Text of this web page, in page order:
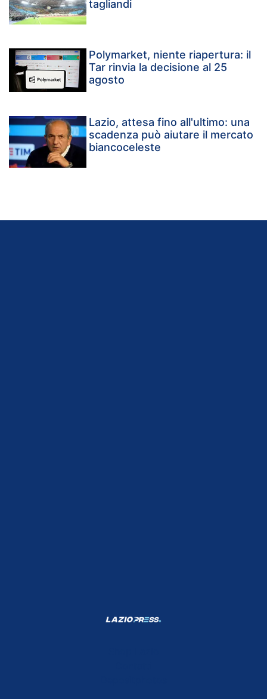
tagliandi
Polymarket, niente riapertura: il
Tar rinvia la decisione al 25
agosto
Lazio, attesa fino all'ultimo: una
scadenza può aiutare il mercato
biancoceleste